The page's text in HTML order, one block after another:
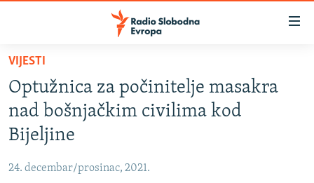
Pređite
glavni
sadržaj
Pređite
na
glavnu
BOSNA I HERCEGOVINA
SRBIJA
KOSOVO
CRNA GORA
VIJESTI
Optužnica za počinitelje masakra
nad bošnjačkim civilima kod
Bijeljine
24. decembar/prosinac, 2021.